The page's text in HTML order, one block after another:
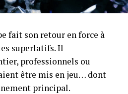
fait son retour en force à
superlatifs. Il
professionnels ou
être mis en jeu… dont
principal.